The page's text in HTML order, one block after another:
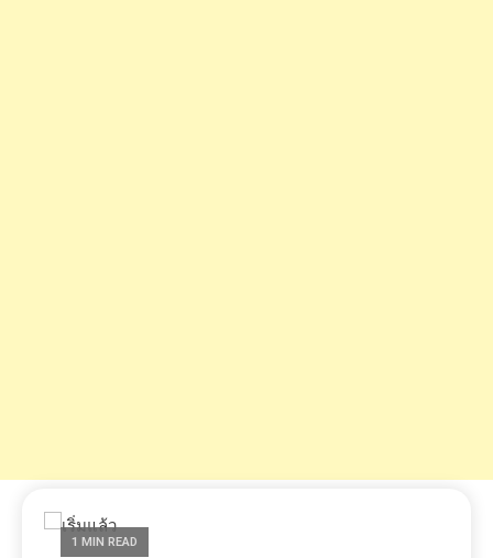
1 MIN READ